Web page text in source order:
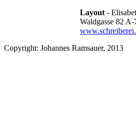
Layout -
Waldgasse 82
Copyright: Johannes Ramsauer, 2013